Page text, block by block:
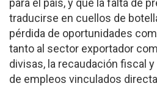
para el país, y que la falta de
traducirse en cuellos de
pérdida de oportunidades
tanto al sector exportador
divisas, la recaudación fiscal
de empleos vinculados